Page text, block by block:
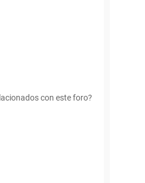
con este foro?